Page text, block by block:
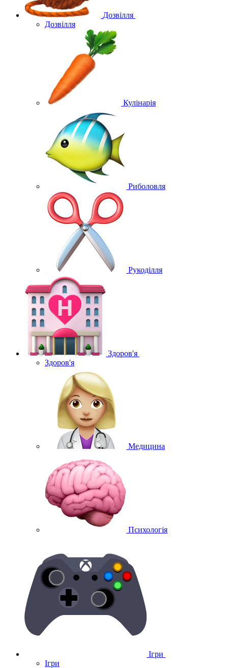
Дозвілля
Дозвілля
Кулінарія
Риболовля
Рукоділля
Здоров'я
Здоров'я
Медицина
Психологія
Ігри
Ігри